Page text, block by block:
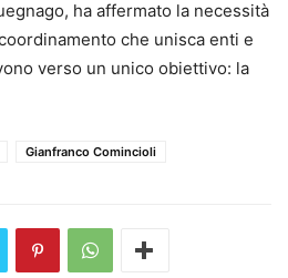
ha affermato la necessità
che unisca enti e
verso un unico obiettivo: la
Gianfranco Comincioli